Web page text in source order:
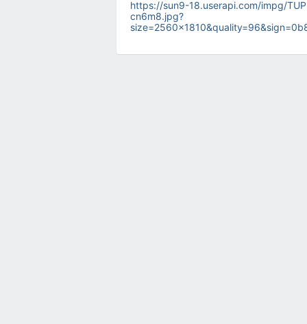
https://sun9-18.userapi.com/impg/
cn6m8.jpg?